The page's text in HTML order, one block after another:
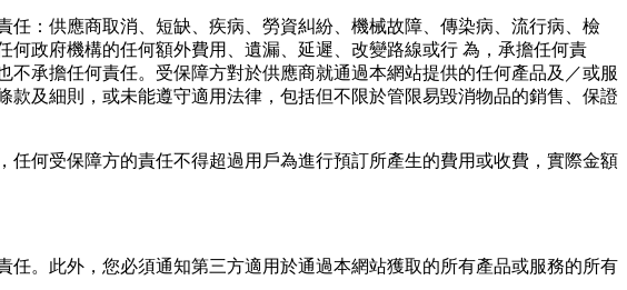
：供應商取消、短缺、疾病、勞資糾紛、機械故障、傳染病、流行病、檢
政府機構的任何額外費⽤、遺漏、延遲、改變路線或⾏ 為，承擔任何責
承擔任何責任。受保障⽅對於供應商就通過本網站提供的任何產品及／或服
及細則，或未能遵守適⽤法律，包括但不限於管限易毀消物品的銷售、保證
何受保障⽅的責任不得超過⽤⼾為進⾏預訂所產⽣的費⽤或收費，實際⾦額
。此外，您必須通知第三⽅適⽤於通過本網站獲取的所有產品或服務的所有